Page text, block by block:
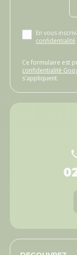
En vous
confidentialité
Ce formulaire est
confidentialité
s'appliquent.